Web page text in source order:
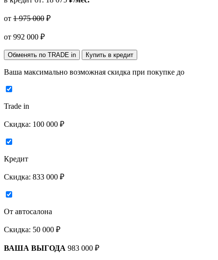
от 1 975 000 ₽
от 992 000 ₽
Обменять по TRADE in Купить в кредит
Ваша максимально возможная скидка при покупке до
Trade in
Скидка: 100 000 ₽
Кредит
Скидка: 833 000 ₽
От автосалона
Скидка: 50 000 ₽
ВАША ВЫГОДА 983 000 ₽